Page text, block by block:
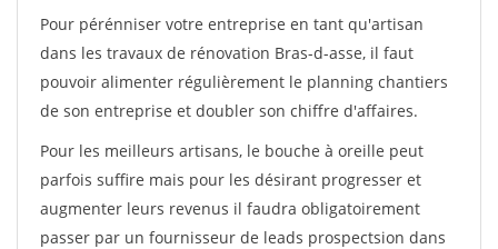
Pour pérénniser votre entreprise en tant qu'artisan
dans les travaux de rénovation Bras-d-asse, il faut
pouvoir alimenter régulièrement le planning chantiers
de son entreprise et doubler son chiffre d'affaires.
Pour les meilleurs artisans, le bouche à oreille peut
parfois suffire mais pour les désirant progresser et
augmenter leurs revenus il faudra obligatoirement
passer par un fournisseur de leads prospectsion dans